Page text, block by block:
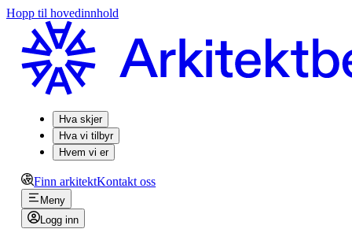
Hopp til hovedinnhold
Hva skjer
Hva vi tilbyr
Hvem vi er
Finn arkitektKontakt oss
Meny
Logg inn